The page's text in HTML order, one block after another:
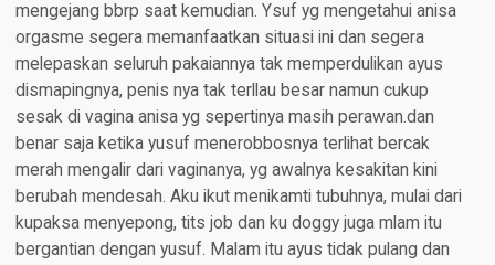
mengejang bbrp saat kemudian. Ysuf yg mengetahui anisa
orgasme segera memanfaatkan situasi ini dan segera
melepaskan seluruh pakaiannya tak memperdulikan ayus
dismapingnya, penis nya tak terllau besar namun cukup
sesak di vagina anisa yg sepertinya masih perawan.dan
benar saja ketika yusuf menerobbosnya terlihat bercak
merah mengalir dari vaginanya, yg awalnya kesakitan kini
berubah mendesah. Aku ikut menikamti tubuhnya, mulai dari
kupaksa menyepong, tits job dan ku doggy juga mlam itu
bergantian dengan yusuf. Malam itu ayus tidak pulang dan